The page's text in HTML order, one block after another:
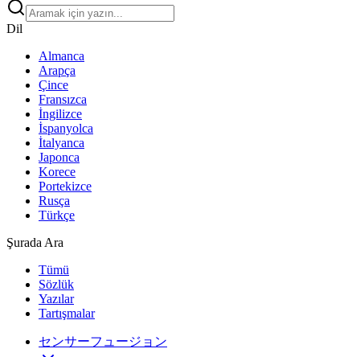
Dil
Almanca
Arapça
Çince
Fransızca
İngilizce
İspanyolca
İtalyanca
Japonca
Korece
Portekizce
Rusça
Türkçe
Şurada Ara
Tümü
Sözlük
Yazılar
Tartışmalar
センサーフュージョン